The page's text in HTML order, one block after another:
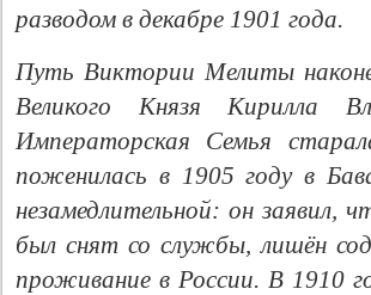
разводом в декабре 1901 года.
Путь Виктории Мелиты
Великого Князя Кирилла
Императорская Семья
поженилась в 1905 году в
незамедлительной: он заявил,
был снят со службы, лишён
проживание в России. В 1910